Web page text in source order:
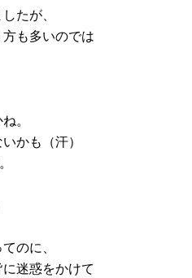
たが、
も多いのでは
。
かも（汗）
のに、
迷惑をかけて